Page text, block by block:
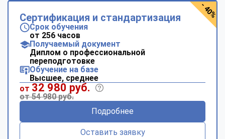
Сертификация и стандартизация
Срок обучения
от 256 часов
Получаемый документ
Диплом о профессиональной
переподготовке
Обучение на базе
Высшее, среднее
от 32 980 руб.
от 54 980 руб.
Подробнее
Оставить заявку
- 40%